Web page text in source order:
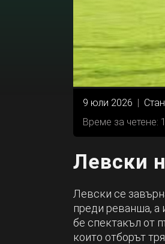
9 юли 2026 |
Време за четене:
Левски
Левски се
преди реванша, а
бе спектакъл от
които отборът